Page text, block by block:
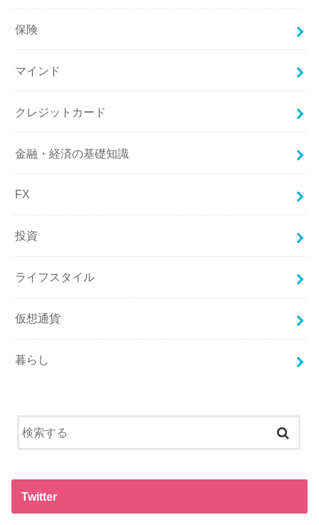
保険
マインド
クレジットカード
金融・経済の基礎知識
FX
投資
ライフスタイル
仮想通貨
暮らし
Twitter